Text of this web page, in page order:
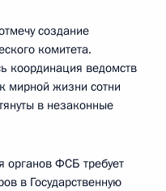
создание
комитета.
координация ведомств
мирной жизни сотни
в незаконные
органов ФСБ требует
в Государственную